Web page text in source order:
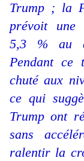
Trump ; la
prévoit une
5,3 % au
Pendant ce
chuté aux
ce qui
Trump ont
sans
ralentir la